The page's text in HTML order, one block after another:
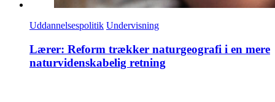
Uddannelsespolitik Undervisning
Lærer: Reform trækker naturgeografi i en mere
naturvidenskabelig retning